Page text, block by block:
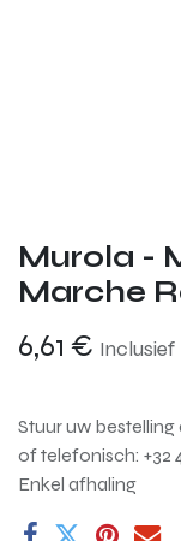
Murola -
Marche
6,61 € Inclusief
Stuur uw
of telefonisch: +32
Enkel afhaling